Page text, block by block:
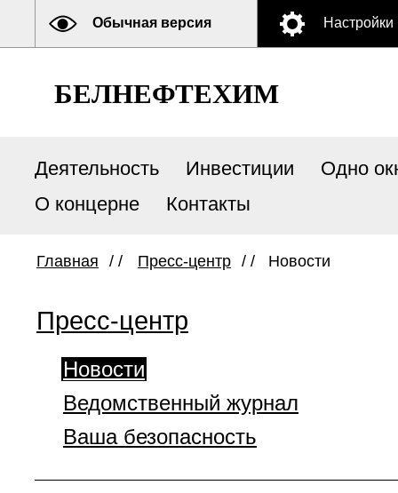
Обычная версия Настройки
БЕЛНЕФТЕХИМ
Деятельность Инвестиции
Одно
О концерне
Контакты
Главная / / Пресс-центр / / Новости
Пресс-центр
Новости
Ведомственный журнал
Ваша безопасность